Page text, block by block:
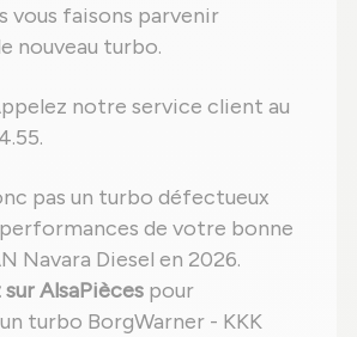
vous faisons parvenir
nouveau turbo.
notre service client au
pas un turbo défectueux
de votre bonne
Navara Diesel en 2026.
AlsaPièces pour
turbo BorgWarner - KKK